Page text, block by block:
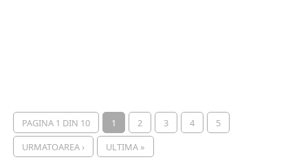
PAGINA 1 DIN 10 1 2 3 4
5
URMATOAREA ›
ULTIMA »